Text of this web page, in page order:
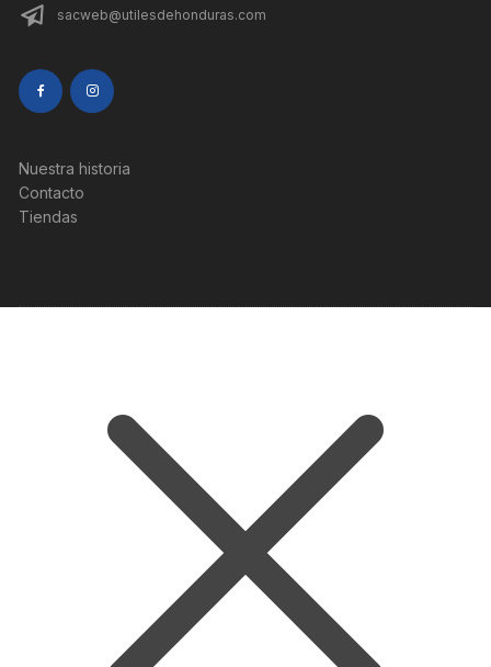
sacweb@utilesdehonduras.com
Nuestra historia
Contacto
Tiendas